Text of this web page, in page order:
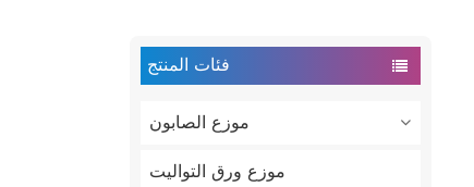
فئات المنتج
موزع الصابون
موزع ورق التواليت